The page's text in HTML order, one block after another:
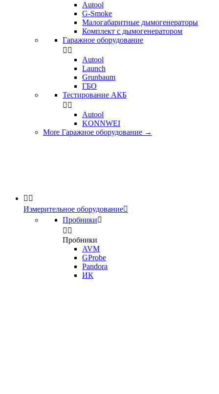
Аutool
G-Smoke
Малогабаритные дымогенераторы
Комплект с дымогенератором
Гаражное оборудование
 
Autool
Launch
Grunbaum
ГБО
Тестирование АКБ
 
Autool
KONNWEI
More Гаражное оборудование →
 
Измерительное оборудование
Пробники
 
Пробники
AVM
GProbe
Pandora
ИК